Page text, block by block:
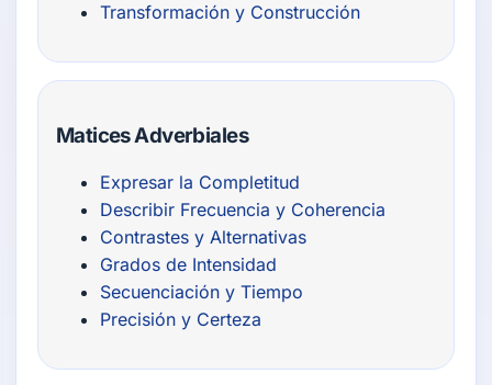
Transformación y Construcción
Matices Adverbiales
Expresar la Completitud
Describir Frecuencia y Coherencia
Contrastes y Alternativas
Grados de Intensidad
Secuenciación y Tiempo
Precisión y Certeza